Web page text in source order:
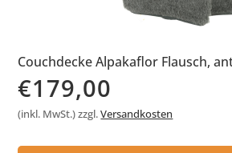
Couchdecke Alpakaflor Flausch,
€179,00
(inkl. MwSt.) zzgl.Versandkosten